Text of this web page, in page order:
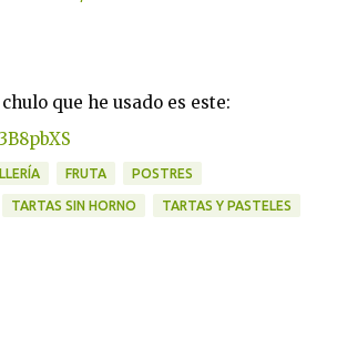
FRUTA POSTRES
TARTAS SIN HORNO TARTAS Y PASTELES